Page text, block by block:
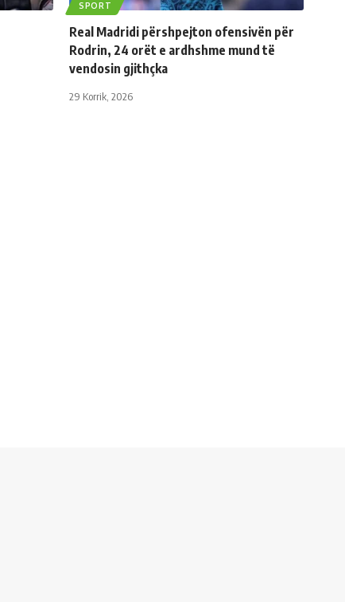
SPORT
Real Madridi përshpejton ofensivën për
Rodrin, 24 orët e ardhshme mund të
vendosin gjithçka
29 Korrik, 2026